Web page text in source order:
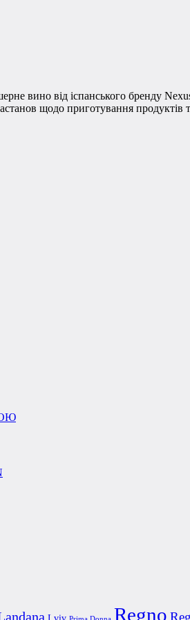
вино від іспанського бренду
щодо приготування
Regno